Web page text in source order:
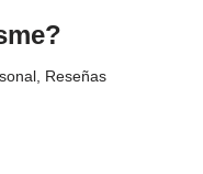
, Reseñas